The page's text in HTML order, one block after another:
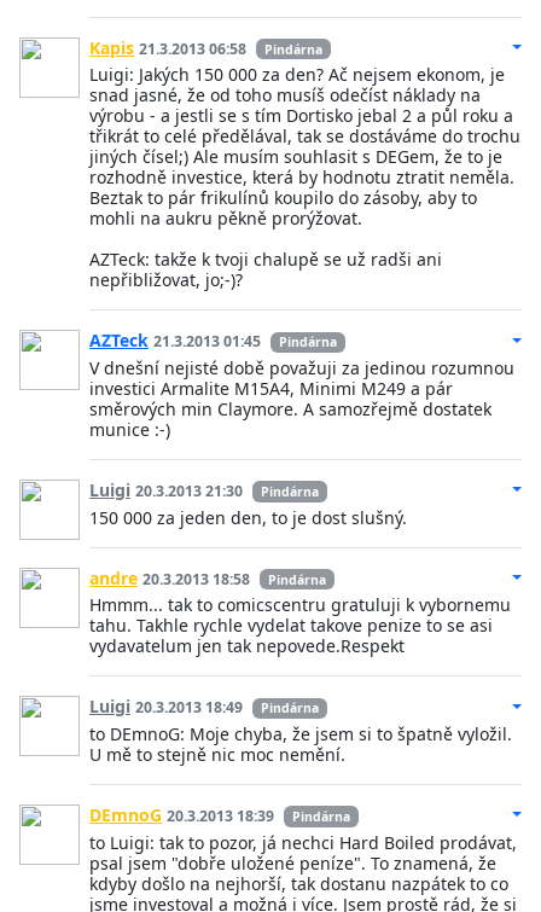
Kapis 21.3.2013 06:58 Pindárna
Luigi: Jakých 150 000 za den? Ač nejsem ekonom, je
snad jasné, že od toho musíš odečíst náklady na
výrobu - a jestli se s tím Dortisko jebal 2 a půl roku a
třikrát to celé předělával, tak se dostáváme do trochu
jiných čísel;) Ale musím souhlasit s DEGem, že to je
rozhodně investice, která by hodnotu ztratit neměla.
Beztak to pár frikulínů koupilo do zásoby, aby to
mohli na aukru pěkně prorýžovat.
AZTeck: takže k tvoji chalupě se už radši ani
nepřibližovat, jo;-)?
AZTeck 21.3.2013 01:45 Pindárna
V dnešní nejisté době považuji za jedinou rozumnou
investici Armalite M15A4, Minimi M249 a pár
směrových min Claymore. A samozřejmě dostatek
munice :-)
Luigi 20.3.2013 21:30 Pindárna
150 000 za jeden den, to je dost slušný.
andre 20.3.2013 18:58 Pindárna
Hmmm... tak to comicscentru gratuluji k vybornemu
tahu. Takhle rychle vydelat takove penize to se asi
vydavatelum jen tak nepovede.Respekt
Luigi 20.3.2013 18:49 Pindárna
to DEmnoG: Moje chyba, že jsem si to špatně vyložil.
U mě to stejně nic moc nemění.
DEmnoG 20.3.2013 18:39 Pindárna
to Luigi: tak to pozor, já nechci Hard Boiled prodávat,
psal jsem "dobře uložené peníze". To znamená, že
kdyby došlo na nejhorší, tak dostanu nazpátek to co
jsme investoval a možná i více. Jsem prostě rád, že si